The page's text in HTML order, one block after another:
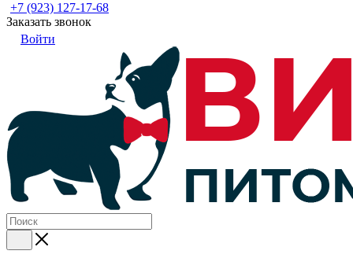
+7 (923) 127-17-68
Заказать звонок
Войти